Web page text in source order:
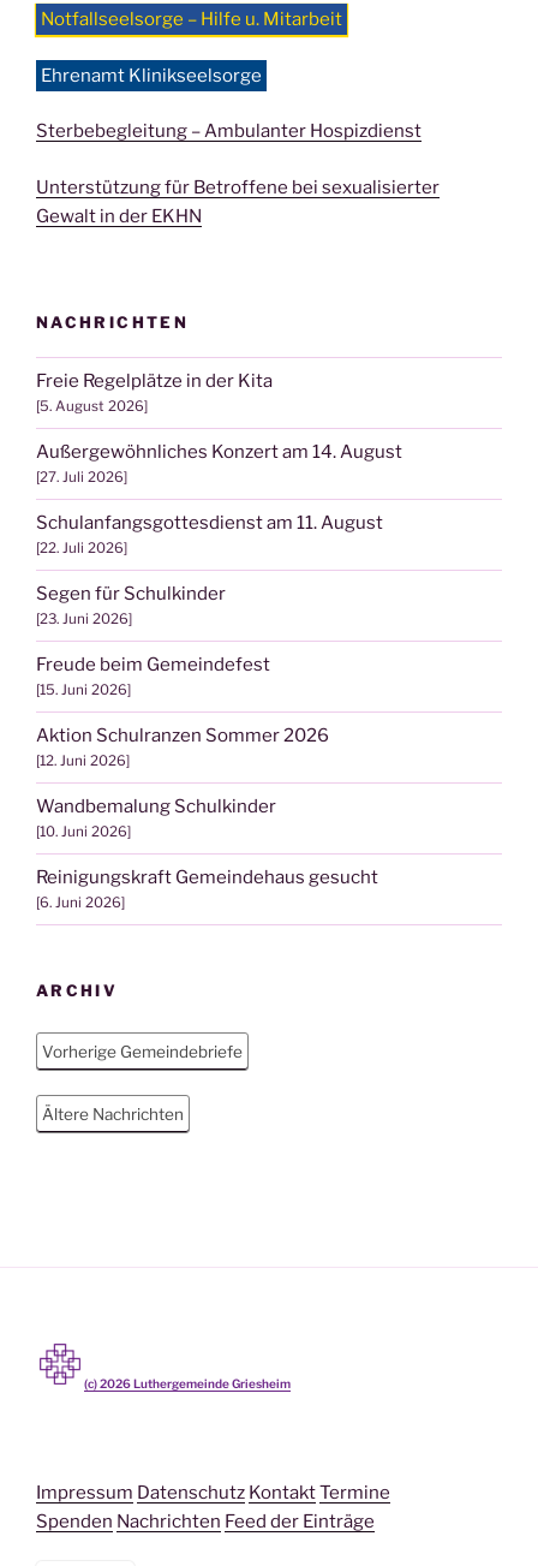
Notfallseelsorge – Hilfe u. Mitarbeit
Ehrenamt Klinikseelsorge
Sterbebegleitung – Ambulanter Hospizdienst
Unterstützung für Betroffene bei sexualisierter
Gewalt in der EKHN
NACHRICHTEN
Freie Regelplätze in der Kita
5. August 2026
Außergewöhnliches Konzert am 14. August
27. Juli 2026
Schulanfangsgottesdienst am 11. August
22. Juli 2026
Segen für Schulkinder
23. Juni 2026
Freude beim Gemeindefest
15. Juni 2026
Aktion Schulranzen Sommer 2026
12. Juni 2026
Wandbemalung Schulkinder
10. Juni 2026
Reinigungskraft Gemeindehaus gesucht
6. Juni 2026
ARCHIV
Vorherige Gemeindebriefe
Ältere Nachrichten
(c)2026Luthergemeinde Griesheim
Impressum Datenschutz KontaktTermine
Spenden Nachrichten Feed der Einträge